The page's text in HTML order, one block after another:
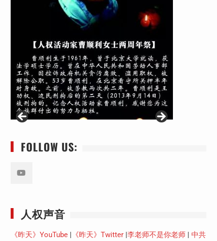
FOLLOW US:
人权声音
《昨天》YouTube| 《昨天》Twitter| 李老师不是你老师| 中共